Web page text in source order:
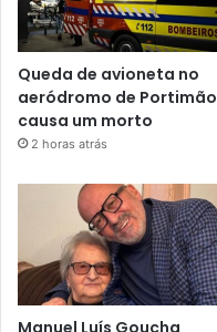
Queda de avioneta no
aeródromo de Portimão
causa um morto
2 horas atrás